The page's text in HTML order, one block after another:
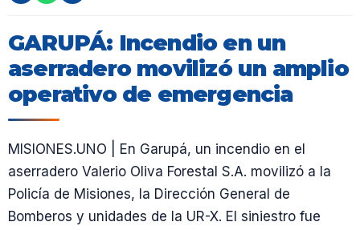
GARUPÁ: Incendio en un
aserradero movilizó un amplio
operativo de emergencia
MISIONES.UNO | En Garupá, un incendio en el
aserradero Valerio Oliva Forestal S.A. movilizó a la
Policía de Misiones, la Dirección General de
Bomberos y unidades de la UR-X. El siniestro fue